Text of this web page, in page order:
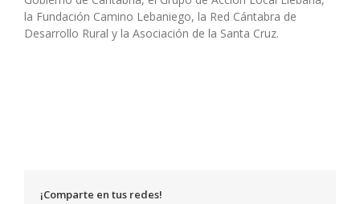
la Fundación Camino Lebaniego, la Red Cántabra de
Desarrollo Rural y la Asociación de la Santa Cruz.
¡Comparte en tus redes!